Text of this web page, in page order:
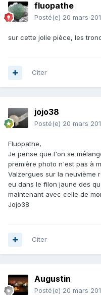
fluopathe
Posté(e) 20 mars
sur cette jolie pièce, les
Citer
jojo38
Posté(e) 20 mars
Fluopathe,
Je pense que l'on se
première photo n'est pas à
Valzergues sur la neuvième
eu dans le filon jaune des
maintenant avec celle de
Jojo38
Citer
Augustin
Posté(e) 20 mars